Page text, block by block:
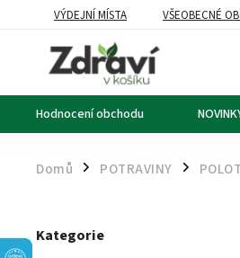
VÝDEJNÍ MÍSTA VŠEOBECNÉ
OZNÁMENÍ O ODSTOUPENÍ OD KUPNÍ
Hodnocení obchodu
Domů / POTRAVINY /
Kategorie